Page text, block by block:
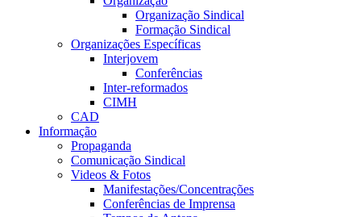
Organização Sindical
Formação Sindical
Organizações Específicas
Interjovem
Conferências
Inter-reformados
CIMH
CAD
Informação
Propaganda
Comunicação Sindical
Videos & Fotos
Manifestações/Concentrações
Conferências de Imprensa